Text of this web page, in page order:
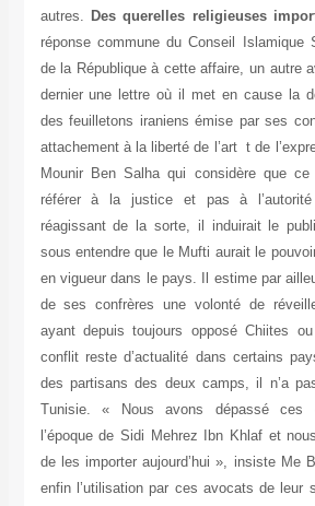
autres. Des querelles religieuses
réponse commune du Conseil Islamique
de la République à cette affaire, un autre
dernier une lettre où il met en cause la
des feuilletons iraniens émise par ses
attachement à la liberté de l’art t de
Mounir Ben Salha qui considère que
référer à la justice et pas à l’autorité
réagissant de la sorte, il induirait le
sous entendre que le Mufti aurait le
en vigueur dans le pays. Il estime par
de ses confrères une volonté de
ayant depuis toujours opposé Chiites
conflit reste d’actualité dans certains
des partisans des deux camps, il n’a
Tunisie. « Nous avons dépassé ces
l’époque de Sidi Mehrez Ibn Khlaf et
de les importer aujourd’hui », insiste Me
enfin l’utilisation par ces avocats de leur